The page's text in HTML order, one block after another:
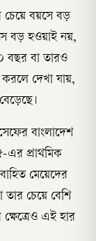
চেয়ে বয়সে বড়
বড় হওয়াই নয়,
বছর বা তারও
দেখা যায়,
বাংলাদেশ
এর প্রাথমিক
মেয়েদের
তার চেয়ে বেশি
এই হার